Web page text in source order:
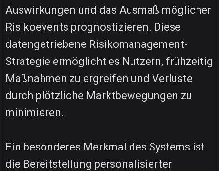
Auswirkungen und das Ausmaß möglicher
Risikoevents prognostizieren. Diese
datengetriebene Risikomanagement-
Strategie ermöglicht es Nutzern, frühzeitig
Maßnahmen zu ergreifen und Verluste
durch plötzliche Marktbewegungen zu
minimieren.
Ein besonderes Merkmal des Systems ist
die Bereitstellung personalisierter